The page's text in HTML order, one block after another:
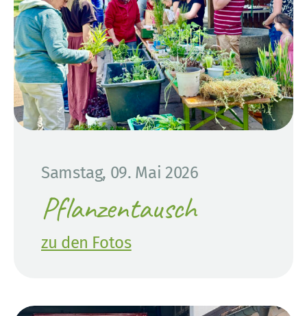
Samstag, 09. Mai 2026
Pflanzentausch
zu den Fotos